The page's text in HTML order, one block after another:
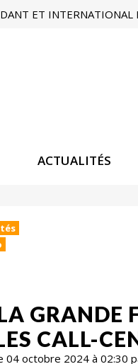
ET
ACTUALITÉS
GRANDE
CALL-
04 octobre 2024 à 02:30